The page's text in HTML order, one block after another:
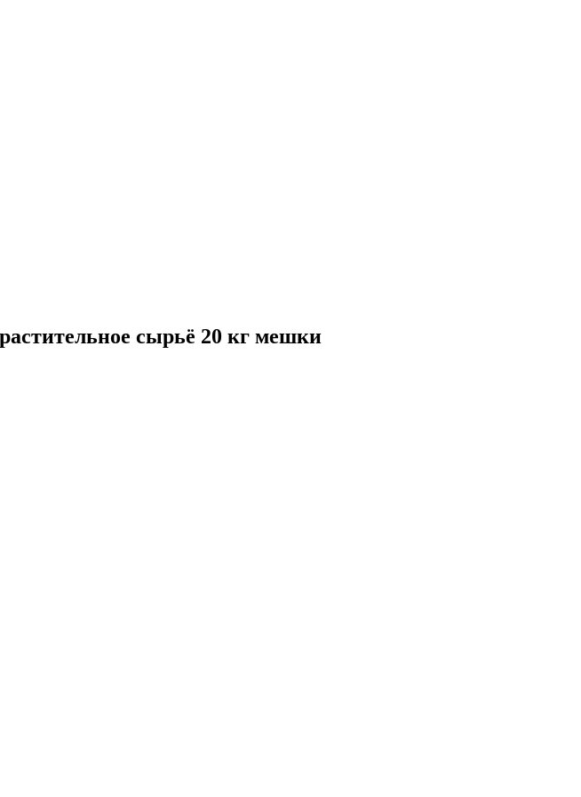
сырьё 20 кг мешки